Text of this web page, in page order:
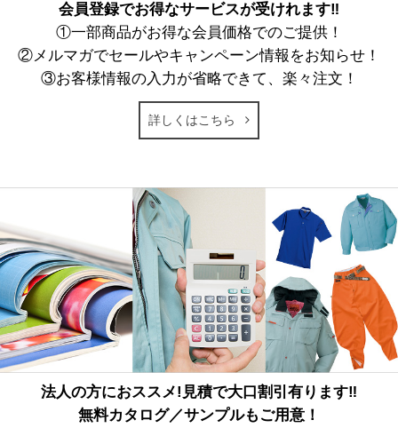
会員登録でお得なサービスが受けれます‼
①一部商品がお得な会員価格でのご提供！
②メルマガでセールやキャンペーン情報をお知らせ！
③お客様情報の入力が省略できて、楽々注文！
詳しくはこちら
法人の方におススメ!見積で大口割引有ります‼
無料カタログ／サンプルもご用意！